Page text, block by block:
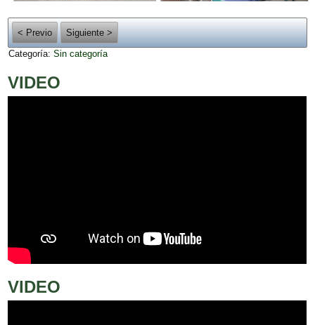
< Previo
Siguiente >
Categoría:Sin categoría
VIDEO
VIDEO